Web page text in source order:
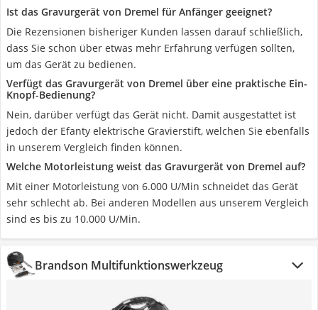
Ist das Gravurgerät von Dremel für Anfänger geeignet?
Die Rezensionen bisheriger Kunden lassen darauf schließlich,
dass Sie schon über etwas mehr Erfahrung verfügen sollten,
um das Gerät zu bedienen.
Verfügt das Gravurgerät von Dremel über eine praktische Ein-
Knopf-Bedienung?
Nein, darüber verfügt das Gerät nicht. Damit ausgestattet ist
jedoch der Efanty elektrische Gravierstift, welchen Sie ebenfalls
in unserem Vergleich finden können.
Welche Motorleistung weist das Gravurgerät von Dremel auf?
Mit einer Motorleistung von 6.000 U/Min schneidet das Gerät
sehr schlecht ab. Bei anderen Modellen aus unserem Vergleich
sind es bis zu 10.000 U/Min.
Brandson Multifunktionswerkzeug